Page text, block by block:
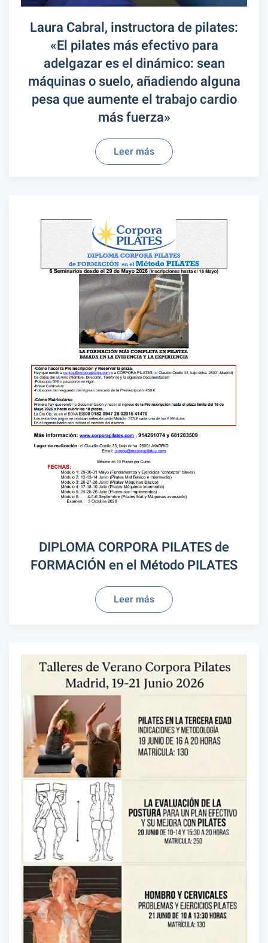
Laura Cabral, instructora de pilates:
«El pilates más efectivo para
adelgazar es el dinámico: sean
máquinas o suelo, añadiendo alguna
pesa que aumente el trabajo cardio
más fuerza»
Leer más
DIPLOMA CORPORA PILATES de
FORMACIÓN en el Método PILATES
Leer más